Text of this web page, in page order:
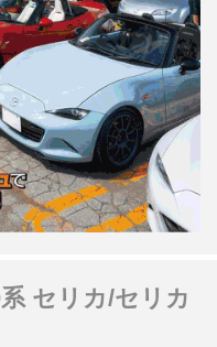
セリカ/セリカ